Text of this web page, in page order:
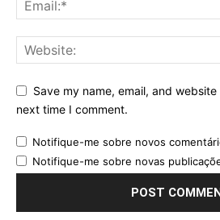
Save my name, email, and
next time I comment.
Notifique-me sobre novos
Notifique-me sobre novas